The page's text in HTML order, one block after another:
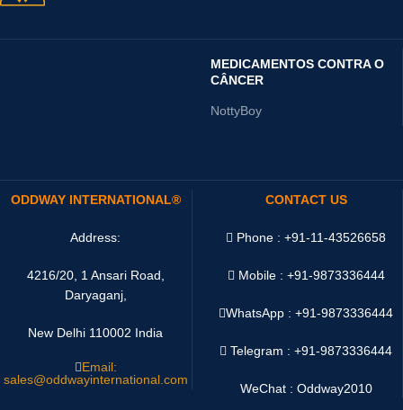
MEDICAMENTOS CONTRA O
CÂNCER
NottyBoy
ODDWAY INTERNATIONAL®
Address:
4216/20, 1 Ansari Road,
Daryaganj,
New Delhi 110002 India
Email:
sales@oddwayinternational.com
CONTACT US
Phone : +91-11-43526658
Mobile : +91-9873336444
WhatsApp :+91-9873336444
Telegram : +91-9873336444
WeChat : Oddway2010